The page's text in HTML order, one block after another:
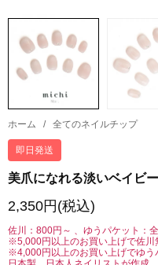
ホーム / 全てのネイルチップ
即日発送
美爪になれる淡いベイビ
2,350円(税込)
佐川：800円～ 、ゆうパケット：
※5,000円以上のお買い上げで佐川
※4,000円以上のお買い上げでゆう